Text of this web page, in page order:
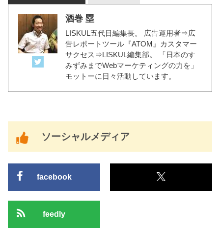
酒巻 塁
LISKUL五代目編集長。 広告運用者⇒広
告レポートツール『ATOM』カスタマー
サクセス⇒LISKUL編集部。 「日本のす
みずみまでWebマーケティングの力を」
モットーに日々活動しています。
ソーシャルメディア
facebook
feedly